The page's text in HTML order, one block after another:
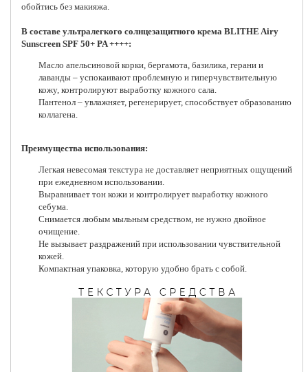
обойтись без макияжа.
В составе ультралегкого солнцезащитного крема BLITHE Airy
Sunscreen SPF 50+ PA ++++:
Масло апельсиновой корки, бергамота, базилика, герани и
лаванды – успокаивают проблемную и гиперчувствительную
кожу, контролируют выработку кожного сала.
Пантенол – увлажняет, регенерирует, способствует образованию
коллагена.
Преимущества использования:
Легкая невесомая текстура не доставляет неприятных ощущений
при ежедневном использовании.
Выравнивает тон кожи и контролирует выработку кожного
себума.
Снимается любым мыльным средством, не нужно двойное
очищение.
Не вызывает раздражений при использовании чувствительной
кожей.
Компактная упаковка, которую удобно брать с собой.